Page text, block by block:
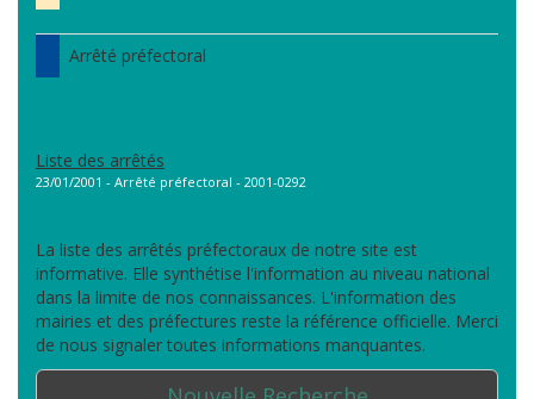
Arrêté préfectoral
Liste des arrêtés
23/01/2001 - Arrêté préfectoral - 2001-0292
La liste des arrêtés préfectoraux de notre site est
informative. Elle synthétise l'information au niveau national
dans la limite de nos connaissances. L'information des
mairies et des préfectures reste la référence officielle. Merci
de nous signaler toutes informations manquantes.